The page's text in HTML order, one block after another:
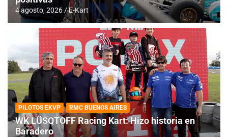
4 agosto, 2026 E-Kart
PILOTOS EKVP RMC BUENOS AIRES
WK LÜSQTOFF Racing Kart: Hizo historia en
Baradero